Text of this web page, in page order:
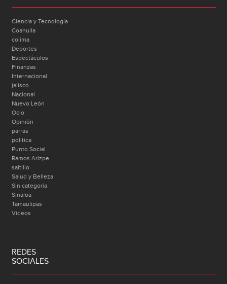
Ciencia y Tecnología
Coahuila
colima
Deportes
Espectáculos
Finanzas
Internacional
jalisco
Nacional
Nuevo León
Ocio
Opinión
parras
politica
Punto Social
Ramos Arizpe
saltillo
Salud y Belleza
Sin categoría
Sinaloa
Tamaulipas
Videos
REDES
SOCIALES